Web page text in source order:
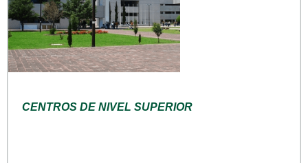
CENTROS DE NIVEL SUPERIOR